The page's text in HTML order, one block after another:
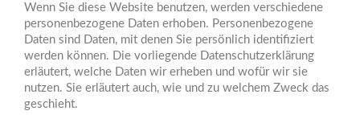
Wenn Sie diese Website benutzen, werden verschiedene
personenbezogene Daten erhoben. Personenbezogene
Daten sind Daten, mit denen Sie persönlich identifiziert
werden können. Die vorliegende Datenschutzerklärung
erläutert, welche Daten wir erheben und wofür wir sie
nutzen. Sie erläutert auch, wie und zu welchem Zweck das
geschieht.